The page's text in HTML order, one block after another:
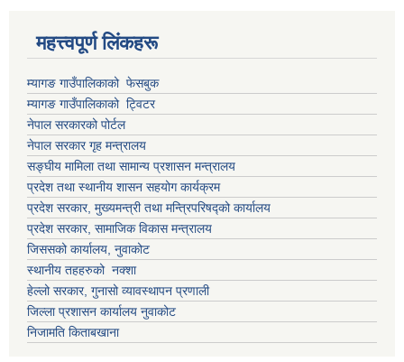
महत्त्वपूर्ण लिंकहरू
म्यागङ गाउँपालिकाको फेसबुक
म्यागङ गाउँपालिकाको ट्विटर
नेपाल सरकारको पोर्टल
नेपाल सरकार गृह मन्त्रालय
सङ्घीय मामिला तथा सामान्य प्रशासन मन्त्रालय
प्रदेश तथा स्थानीय शासन सहयोग कार्यक्रम
प्रदेश सरकार, मुख्यमन्त्री तथा मन्त्रिपरिषद्को कार्यालय
प्रदेश सरकार, सामाजिक विकास मन्त्रालय
जिससको कार्यालय, नुवाकोट
स्थानीय तहहरुको नक्शा
हेल्लो सरकार, गुनासो व्यावस्थापन प्रणाली
जिल्ला प्रशासन कार्यालय नुवाकोट
निजामति किताबखाना